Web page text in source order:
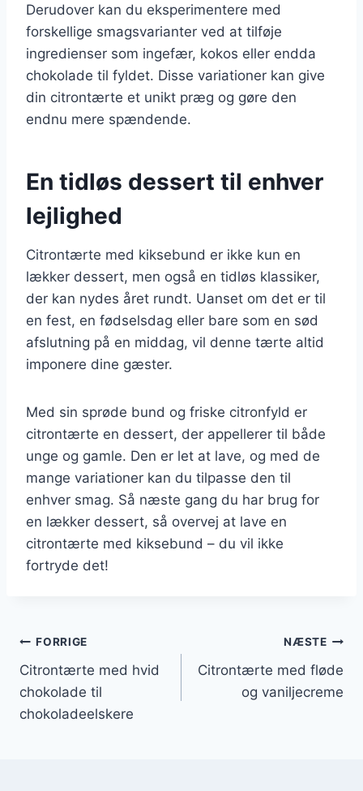
Derudover kan du eksperimentere med
forskellige smagsvarianter ved at tilføje
ingredienser som ingefær, kokos eller endda
chokolade til fyldet. Disse variationer kan give
din citrontærte et unikt præg og gøre den
endnu mere spændende.
En tidløs dessert til enhver
lejlighed
Citrontærte med kiksebund er ikke kun en
lækker dessert, men også en tidløs klassiker,
der kan nydes året rundt. Uanset om det er til
en fest, en fødselsdag eller bare som en sød
afslutning på en middag, vil denne tærte altid
imponere dine gæster.
Med sin sprøde bund og friske citronfyld er
citrontærte en dessert, der appellerer til både
unge og gamle. Den er let at lave, og med de
mange variationer kan du tilpasse den til
enhver smag. Så næste gang du har brug for
en lækker dessert, så overvej at lave en
citrontærte med kiksebund – du vil ikke
fortryde det!
Indlægsnavigation
FORRIGE
Citrontærte med hvid
chokolade til
chokoladeelskere
NÆSTE
Citrontærte med fløde
og vaniljecreme